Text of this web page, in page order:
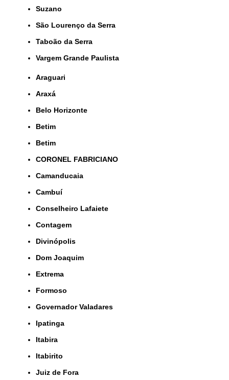
Suzano
São Lourenço da Serra
Taboão da Serra
Vargem Grande Paulista
Araguari
Araxá
Belo Horizonte
Betim
Betim
CORONEL FABRICIANO
Camanducaia
Cambuí
Conselheiro Lafaiete
Contagem
Divinópolis
Dom Joaquim
Extrema
Formoso
Governador Valadares
Ipatinga
Itabira
Itabirito
Juiz de Fora